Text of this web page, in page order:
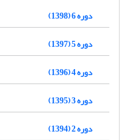
دوره 6 (1398)
دوره 5 (1397)
دوره 4 (1396)
دوره 3 (1395)
دوره 2 (1394)